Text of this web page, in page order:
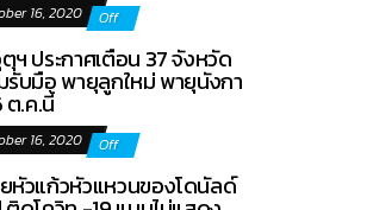
16, 2020 Off
ฯ ประกาศเตือน 37 จังหวัด
รับมือ พายุลูกใหม่ พายุนังกา
ต.ค.นี้
16, 2020 Off
หัวแก้วหัวแหวนของโดนัลด์